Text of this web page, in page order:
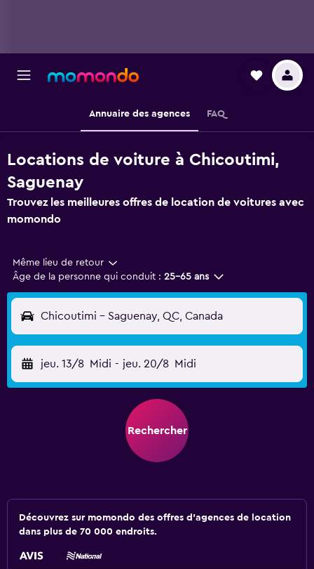
Annuaire des agences FAQ
Locations de voiture à Chicoutimi,
Saguenay
Trouvez les meilleures offres de location de voitures avec
momondo
Même lieu de retour
Âge de la personne qui conduit : 25-65 ans
Chicoutimi - Saguenay, QC, Canada
jeu. 13/8 Midi - jeu. 20/8 Midi
Rechercher
Découvrez sur momondo des offres d'agences de location
dans plus de 70 000 endroits.